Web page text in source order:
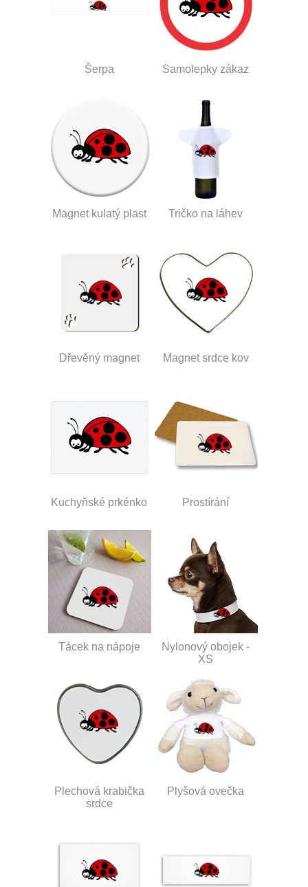
Šerpa Samolepky zákaz
Magnet kulatý plast Tričko na láhev
Dřevěný magnet Magnet srdce kov
Kuchyňské prkénko Prostírání
Tácek na nápoje
Nylonový obojek -
XS
Plechová krabička
srdce
Plyšová ovečka